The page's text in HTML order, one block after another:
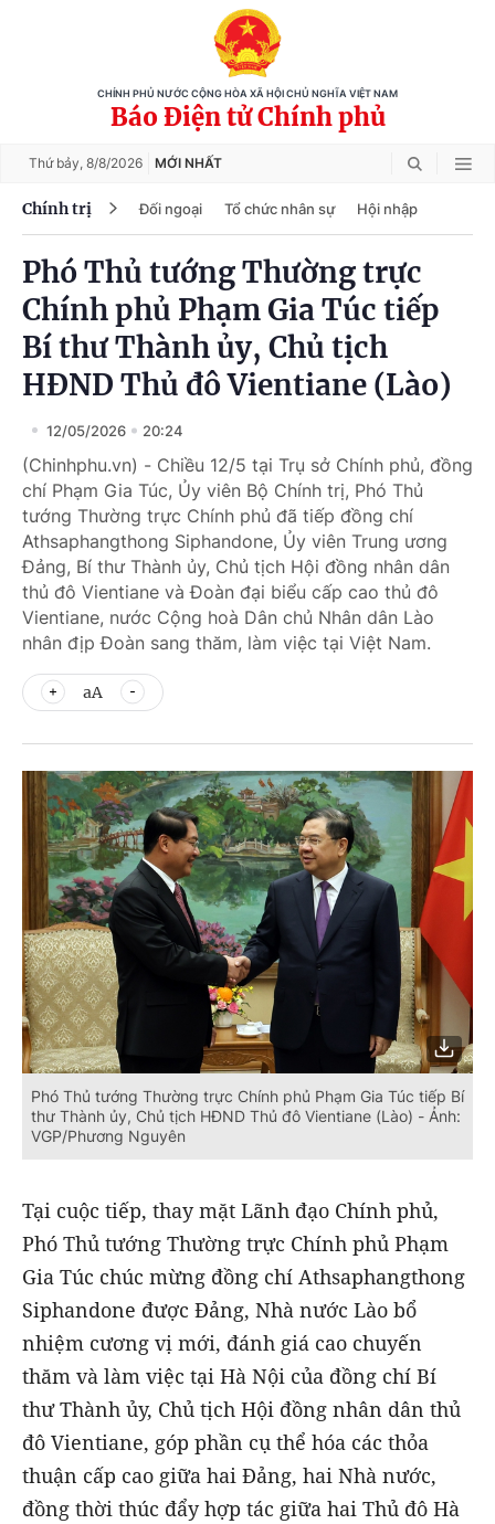
CHÍNH PHỦ NƯỚC CỘNG HÒA XÃ HỘI CHỦ NGHĨA VIỆT NAM
Báo Điện tử Chính phủ
Thứ bảy, 8/8/2026 MỚI NHẤT
Chính trị Đối ngoại Tổ chức nhân sự Hội nhập
Phó Thủ tướng Thường trực
Chính phủ Phạm Gia Túc tiếp
Bí thư Thành ủy, Chủ tịch
HĐND Thủ đô Vientiane (Lào)
12/05/2026 20:24
(Chinhphu.vn) - Chiều 12/5 tại Trụ sở Chính phủ, đồng
chí Phạm Gia Túc, Ủy viên Bộ Chính trị, Phó Thủ
tướng Thường trực Chính phủ đã tiếp đồng chí
Athsaphangthong Siphandone, Ủy viên Trung ương
Đảng, Bí thư Thành ủy, Chủ tịch Hội đồng nhân dân
thủ đô Vientiane và Đoàn đại biểu cấp cao thủ đô
Vientiane, nước Cộng hoà Dân chủ Nhân dân Lào
nhân địp Đoàn sang thăm, làm việc tại Việt Nam.
aA
Phó Thủ tướng Thường trực Chính phủ Phạm Gia Túc tiếp Bí
thư Thành ủy, Chủ tịch HĐND Thủ đô Vientiane (Lào) - Ảnh:
VGP/Phương Nguyên
Tại cuộc tiếp, thay mặt Lãnh đạo Chính phủ,
Phó Thủ tướng Thường trực Chính phủ Phạm
Gia Túc chúc mừng đồng chí Athsaphangthong
Siphandone được Đảng, Nhà nước Lào bổ
nhiệm cương vị mới, đánh giá cao chuyến
thăm và làm việc tại Hà Nội của đồng chí Bí
thư Thành ủy, Chủ tịch Hội đồng nhân dân thủ
đô Vientiane, góp phần cụ thể hóa các thỏa
thuận cấp cao giữa hai Đảng, hai Nhà nước,
đồng thời thúc đẩy hợp tác giữa hai Thủ đô Hà